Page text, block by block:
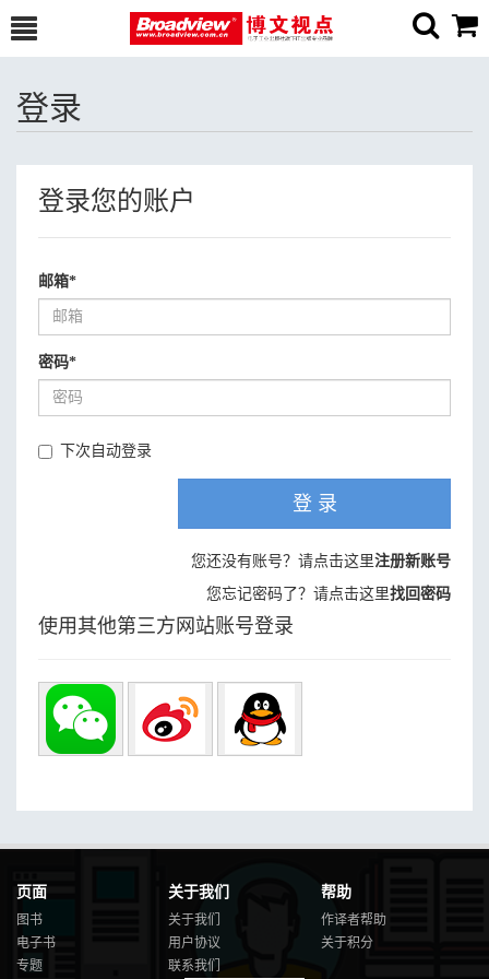
登录
登录您的账户
邮箱*
密码*
下次自动登录
登 录
您还没有账号？请点击这里注册新账号
您忘记密码了？请点击这里找回密码
使用其他第三方网站账号登录
页面
图书
电子书
专题
关于我们
关于我们
用户协议
联系我们
帮助
作译者帮助
关于积分